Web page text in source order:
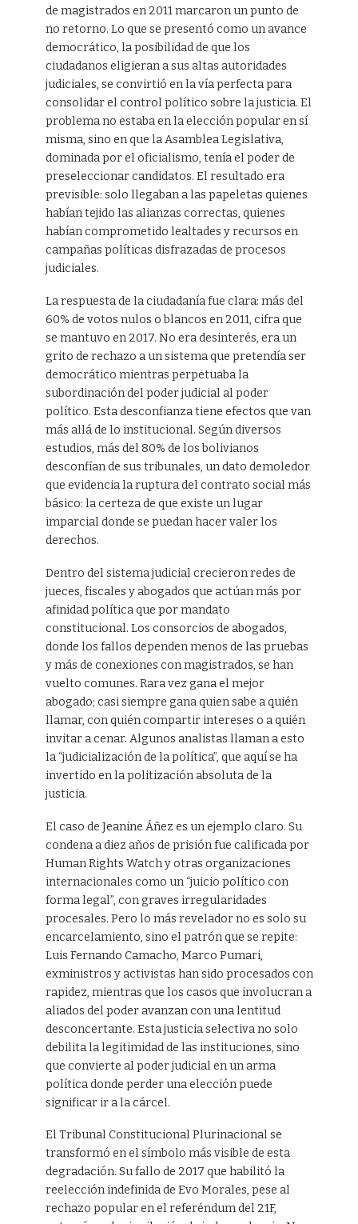
de magistrados en 2011 marcaron un punto de
no retorno. Lo que se presentó como un avance
democrático, la posibilidad de que los
ciudadanos eligieran a sus altas autoridades
judiciales, se convirtió en la vía perfecta para
consolidar el control político sobre la justicia. El
problema no estaba en la elección popular en sí
misma, sino en que la Asamblea Legislativa,
dominada por el oficialismo, tenía el poder de
preseleccionar candidatos. El resultado era
previsible: solo llegaban a las papeletas quienes
habían tejido las alianzas correctas, quienes
habían comprometido lealtades y recursos en
campañas políticas disfrazadas de procesos
judiciales.
La respuesta de la ciudadanía fue clara: más del
60% de votos nulos o blancos en 2011, cifra que
se mantuvo en 2017. No era desinterés, era un
grito de rechazo a un sistema que pretendía ser
democrático mientras perpetuaba la
subordinación del poder judicial al poder
político. Esta desconfianza tiene efectos que van
más allá de lo institucional. Según diversos
estudios, más del 80% de los bolivianos
desconfían de sus tribunales, un dato demoledor
que evidencia la ruptura del contrato social más
básico: la certeza de que existe un lugar
imparcial donde se puedan hacer valer los
derechos.
Dentro del sistema judicial crecieron redes de
jueces, fiscales y abogados que actúan más por
afinidad política que por mandato
constitucional. Los consorcios de abogados,
donde los fallos dependen menos de las pruebas
y más de conexiones con magistrados, se han
vuelto comunes. Rara vez gana el mejor
abogado; casi siempre gana quien sabe a quién
llamar, con quién compartir intereses o a quién
invitar a cenar. Algunos analistas llaman a esto
la “judicialización de la política”, que aquí se ha
invertido en la politización absoluta de la
justicia.
El caso de Jeanine Áñez es un ejemplo claro. Su
condena a diez años de prisión fue calificada por
Human Rights Watch y otras organizaciones
internacionales como un “juicio político con
forma legal”, con graves irregularidades
procesales. Pero lo más revelador no es solo su
encarcelamiento, sino el patrón que se repite:
Luis Fernando Camacho, Marco Pumari,
exministros y activistas han sido procesados con
rapidez, mientras que los casos que involucran a
aliados del poder avanzan con una lentitud
desconcertante. Esta justicia selectiva no solo
debilita la legitimidad de las instituciones, sino
que convierte al poder judicial en un arma
política donde perder una elección puede
significar ir a la cárcel.
El Tribunal Constitucional Plurinacional se
transformó en el símbolo más visible de esta
degradación. Su fallo de 2017 que habilitó la
reelección indefinida de Evo Morales, pese al
rechazo popular en el referéndum del 21F,